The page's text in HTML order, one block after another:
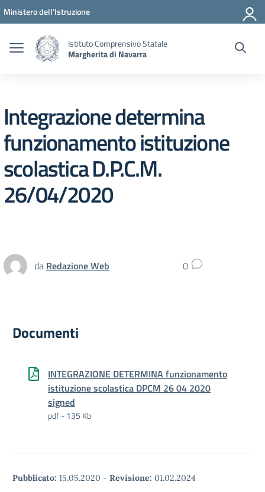
Vai ai contenuti
Vai al menu di navigazione
Vai al footer
Ministero dell'Istruzione
Istituto Comprensivo Statale
Margherita di Navarra
Integrazione determina
funzionamento istituzione
scolastica D.P.C.M.
26/04/2020
da Redazione Web 0
Documenti
INTEGRAZIONE DETERMINA funzionamento
istituzione scolastica DPCM 26 04 2020
signed
pdf - 135 Kb
Pubblicato: 15.05.2020 - Revisione: 01.02.2024